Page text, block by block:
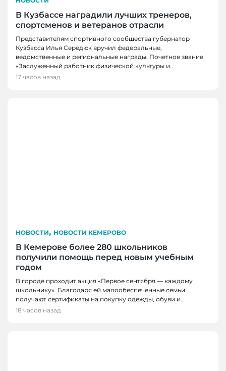
В Кузбассе наградили лучших тренеров,
спортсменов и ветеранов отрасли
Представителям спортивного сообщества губернатор
Кузбасса Илья Середюк вручил федеральные,
ведомственные и региональные награды. Почетное звание
«Заслуженный работник физической культуры и..
17 часов назад
НОВОСТИ, НОВОСТИ КЕМЕРОВО
В Кемерове более 280 школьников
получили помощь перед новым учебным
годом
В городе проходит акция «Первое сентября — каждому
школьнику». Благодаря ей малообеспеченные семьи
получают сертификаты на покупку одежды, обуви и..
18 часов назад